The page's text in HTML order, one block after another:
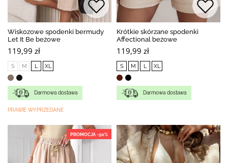
Wiskozowe spodenki bermudy
Let It Be beżowe
119,99 zł
S M L XL
Darmowa dostawa
PRAWIE WYPRZEDANE
Krótkie skórzane spodenki
Affectional beżowe
119,99 zł
S M L XL
Darmowa dostawa
PROMOCJA -50%